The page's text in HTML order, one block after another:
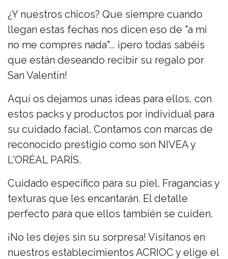
¿Y nuestros chicos? Que siempre cuando
llegan estas fechas nos dicen eso de "a mi
no me compres nada"... ¡pero todas sabéis
que están deseando recibir su regalo por
San Valentín!
Aquí os dejamos unas ideas para ellos, con
estos packs y productos por individual para
su cuidado facial. Contamos con marcas de
reconocido prestigio como son NIVEA y
L'ORÉAL PARÍS.
Cuidado específico para su piel. Fragancias y
texturas que les encantarán. El detalle
perfecto para que ellos también se cuiden.
¡No les dejes sin su sorpresa! Visítanos en
nuestros establecimientos ACRIOC y elige el